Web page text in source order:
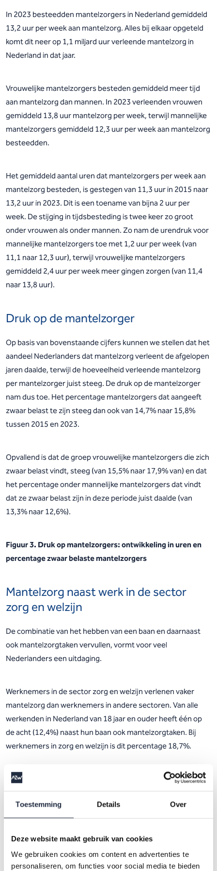
Toestemming Details Over
Deze website maakt gebruik van cookies
We gebruiken cookies om content en advertenties te
personaliseren, om functies voor social media te bieden
In 2023 besteedden mantelzorgers in Nederland gemiddeld
13,2 uur per week aan mantelzorg. Alles bij elkaar opgeteld
komt dit neer op 1,1 miljard uur verleende mantelzorg in
Nederland in dat jaar.
Vrouwelijke mantelzorgers besteden gemiddeld meer tijd
aan mantelzorg dan mannen. In 2023 verleenden vrouwen
gemiddeld 13,8 uur mantelzorg per week, terwijl mannelijke
mantelzorgers gemiddeld 12,3 uur per week aan mantelzorg
besteedden.
Het gemiddeld aantal uren dat mantelzorgers per week aan
mantelzorg besteden, is gestegen van 11,3 uur in 2015 naar
13,2 uur in 2023. Dit is een toename van bijna 2 uur per
week. De stijging in tijdsbesteding is twee keer zo groot
onder vrouwen als onder mannen. Zo nam de urendruk voor
mannelijke mantelzorgers toe met 1,2 uur per week (van
11,1 naar 12,3 uur), terwijl vrouwelijke mantelzorgers
gemiddeld 2,4 uur per week meer gingen zorgen (van 11,4
naar 13,8 uur).
Druk op de mantelzorger
Op basis van bovenstaande cijfers kunnen we stellen dat het
aandeel Nederlanders dat mantelzorg verleent de afgelopen
jaren daalde, terwijl de hoeveelheid verleende mantelzorg
per mantelzorger juist steeg. De druk op de mantelzorger
nam dus toe. Het percentage mantelzorgers dat aangeeft
zwaar belast te zijn steeg dan ook van 14,7% naar 15,8%
tussen 2015 en 2023.
Opvallend is dat de groep vrouwelijke mantelzorgers die zich
zwaar belast vindt, steeg (van 15,5% naar 17,9% van) en dat
het percentage onder mannelijke mantelzorgers dat vindt
dat ze zwaar belast zijn in deze periode juist daalde (van
13,3% naar 12,6%).
Figuur 3. Druk op mantelzorgers: ontwikkeling in uren en
percentage zwaar belaste mantelzorgers
Mantelzorg naast werk in de sector
zorg en welzijn
De combinatie van het hebben van een baan en daarnaast
ook mantelzorgtaken vervullen, vormt voor veel
Nederlanders een uitdaging.
Werknemers in de sector zorg en welzijn verlenen vaker
mantelzorg dan werknemers in andere sectoren. Van alle
werkenden in Nederland van 18 jaar en ouder heeft één op
de acht (12,4%) naast hun baan ook mantelzorgtaken. Bij
werknemers in zorg en welzijn is dit percentage 18,7%.
Figuur 4. Percentage medewerkers dat naast hun eigen
werkzaamheden ook mantelzorger is: werkend Nederland
vergeleken met de sector zorg en welzijn
Het aandeel werknemers dat naast hun baan ook
mantelzorger is, verschilt sterk per branche. Zo ligt dit
percentage het hoogst in de VVT (24,5%) en het laagst in de